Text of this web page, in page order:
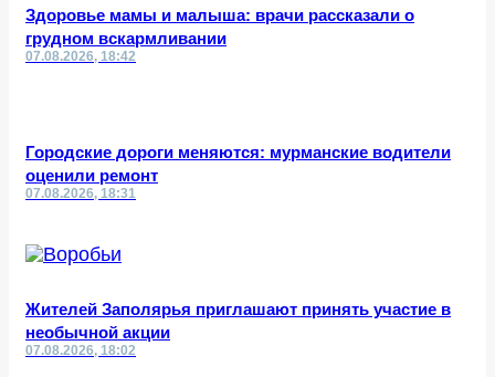
Здоровье мамы и малыша: врачи рассказали о
грудном вскармливании
07.08.2026, 18:42
Городские дороги меняются: мурманские водители
оценили ремонт
07.08.2026, 18:31
Жителей Заполярья приглашают принять участие в
необычной акции
07.08.2026, 18:02